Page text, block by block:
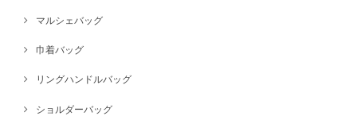
マルシェバッグ
巾着バッグ
リングハンドルバッグ
ショルダーバッグ